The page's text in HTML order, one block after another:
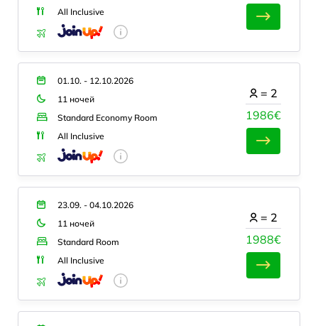
All Inclusive
01.10. - 12.10.2026
11 ночей
Standard Economy Room
All Inclusive
1986€
= 2
23.09. - 04.10.2026
11 ночей
Standard Room
All Inclusive
1988€
= 2